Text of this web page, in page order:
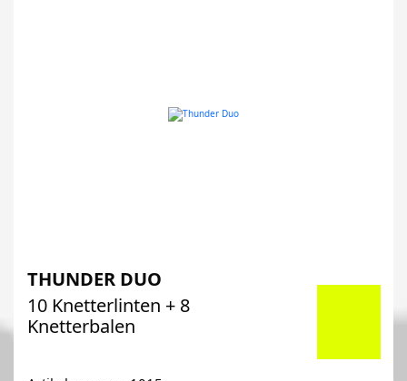
THUNDER DUO
10 Knetterlinten + 8
Knetterbalen